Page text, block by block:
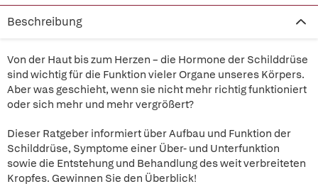
Beschreibung
Von der Haut bis zum Herzen – die Hormone der Schilddrüse
sind wichtig für die Funktion vieler Organe unseres Körpers.
Aber was geschieht, wenn sie nicht mehr richtig funktioniert
oder sich mehr und mehr vergrößert?
Dieser Ratgeber informiert über Aufbau und Funktion der
Schilddrüse, Symptome einer Über- und Unterfunktion
sowie die Entstehung und Behandlung des weit verbreiteten
Kropfes. Gewinnen Sie den Überblick!